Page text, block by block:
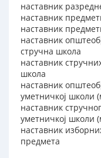
наставник
наставник
наставник
наставник
стручна школа
наставник
школа
наставник
уметничкој школи
наставник
уметничкој школи
наставник
предмета